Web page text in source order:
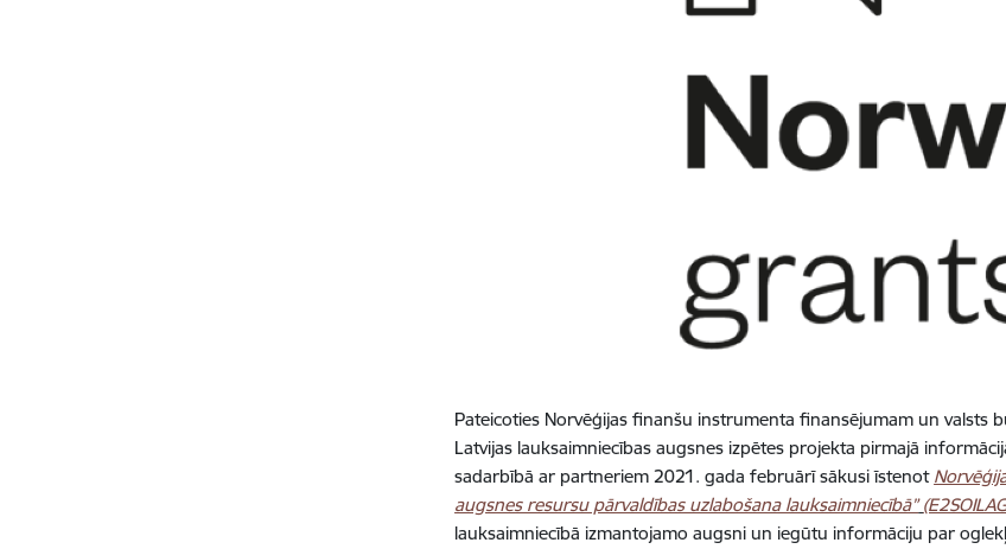
Pateicoties Norvēģijas finanšu instrumenta finansējumam un valsts
Latvijas lauksaimniecības augsnes izpētes projekta pirmajā
sadarbībā ar partneriem 2021. gada februārī sākusi īstenot
augsnes resursu pārvaldības uzlabošana lauksaimniecībā”
lauksaimniecībā izmantojamo augsni un iegūtu informāciju par